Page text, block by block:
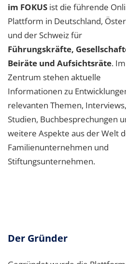
im FOKUS ist die führende
Plattform in Deutschland,
und der Schweiz für
Führungskräfte,
Beiräte und Aufsichtsräte. Im
Zentrum stehen aktuelle
Informationen zu
relevanten Themen, Interviews,
Studien, Buchbesprechungen
weitere Aspekte aus der Welt
Familienunternehmen und
Stiftungsunternehmen.
Der Gründer